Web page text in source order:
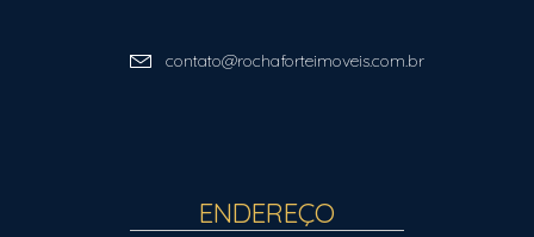
contato@rochaforteimoveis.com.br
ENDEREÇO